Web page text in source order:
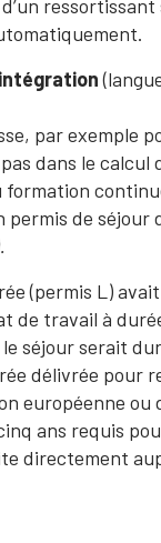
d’un
par exemple
dans le calcul
de séjour
(permis L)
de travail à
séjour serait
délivrée pour
européenne ou
ans requis
directement